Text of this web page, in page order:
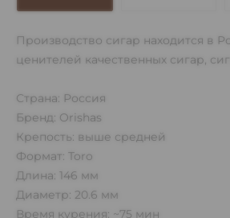
Производство сигар находится в
ценителей качественных сигар,
Страна: Россия
Бренд: Orishas
Крепость: выше средней
Формат: Toro
Длина: 146 мм
Диаметр: 20.6 мм
Время курения: ~75 мин